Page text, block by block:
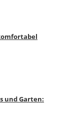
und Garten: